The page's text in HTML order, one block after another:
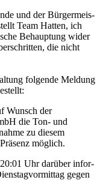
und der Bür­ger­meis­
Team Hat­ten, ich
Behaup­tung wider
die nicht
fol­gen­de Mel­dung
Wunsch der
die Ton- und
zu die­sem
mög­lich.
Uhr dar­über infor­
gegen